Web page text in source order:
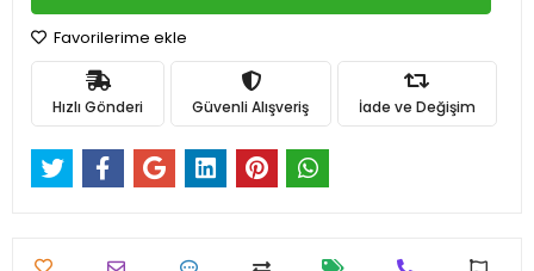
Favorilerime ekle
Hızlı Gönderi Güvenli Alışveriş İade ve Değişim